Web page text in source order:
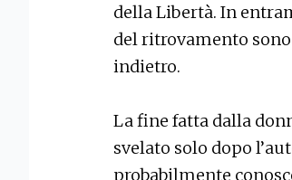
della Libertà. In
del ritrovamento
indietro.
La fine fatta dalla
svelato solo dopo
probabilmente